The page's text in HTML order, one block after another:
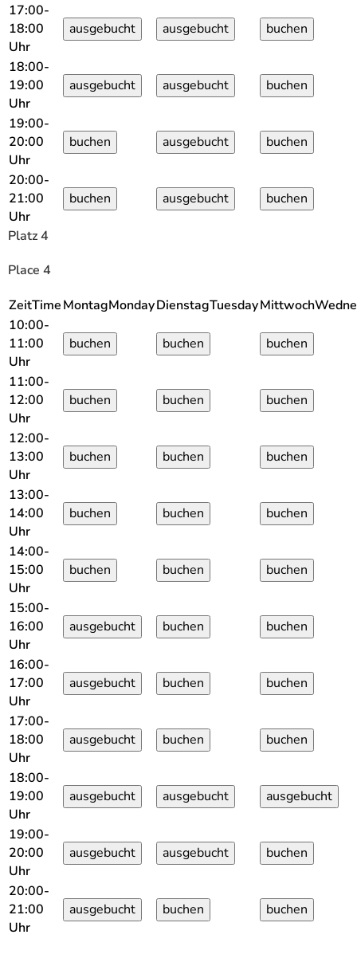
17:00-
18:00
Uhr
18:00-
19:00
Uhr
19:00-
20:00
Uhr
20:00-
21:00
Uhr
Platz 4
Place 4
ZeitTimeMontagMondayDienstagTuesdayMittwoch
10:00-
11:00
Uhr
11:00-
12:00
Uhr
12:00-
13:00
Uhr
13:00-
14:00
Uhr
14:00-
15:00
Uhr
15:00-
16:00
Uhr
16:00-
17:00
Uhr
17:00-
18:00
Uhr
18:00-
19:00
Uhr
19:00-
20:00
Uhr
20:00-
21:00
Uhr